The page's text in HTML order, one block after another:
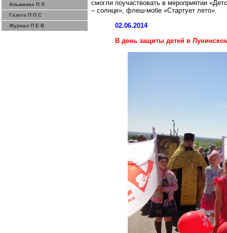
Альманах П Л
Газета П П С
Журнал П Е В
смогли поучаствовать в мероприятии
– солнце», флеш-мобе «Стартует лето».
02.06.2014
В день защиты детей в